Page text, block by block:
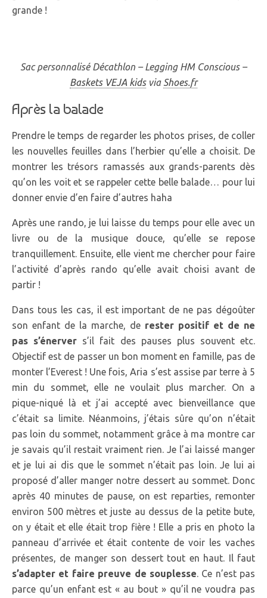
grande !
Sac personnalisé Décathlon – Legging HM Conscious –
Baskets VEJA kidsvia Shoes.fr
Après la balade
Prendre le temps de regarder les photos prises, de coller
les nouvelles feuilles dans l’herbier qu’elle a choisit. De
montrer les trésors ramassés aux grands-parents dès
qu’on les voit et se rappeler cette belle balade… pour lui
donner envie d’en faire d’autres haha
Après une rando, je lui laisse du temps pour elle avec un
livre ou de la musique douce, qu’elle se repose
tranquillement. Ensuite, elle vient me chercher pour faire
l’activité d’après rando qu’elle avait choisi avant de
partir !
Dans tous les cas, il est important de ne pas dégoûter
son enfant de la marche, de rester positif et de ne
pas s’énerver s’il fait des pauses plus souvent etc.
Objectif est de passer un bon moment en famille, pas de
monter l’Everest ! Une fois, Aria s’est assise par terre à 5
min du sommet, elle ne voulait plus marcher. On a
pique-niqué là et j’ai accepté avec bienveillance que
c’était sa limite. Néanmoins, j’étais sûre qu’on n’était
pas loin du sommet, notamment grâce à ma montre car
je savais qu’il restait vraiment rien. Je l’ai laissé manger
et je lui ai dis que le sommet n’était pas loin. Je lui ai
proposé d’aller manger notre dessert au sommet. Donc
après 40 minutes de pause, on est reparties, remonter
environ 500 mètres et juste au dessus de la petite bute,
on y était et elle était trop fière ! Elle a pris en photo la
panneau d’arrivée et était contente de voir les vaches
présentes, de manger son dessert tout en haut. Il faut
s’adapter et faire preuve de souplesse. Ce n’est pas
parce qu’un enfant est « au bout » qu’il ne voudra pas